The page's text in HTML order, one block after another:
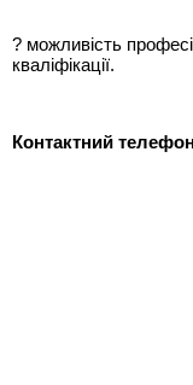
? можливість
кваліфікації.
Контактний